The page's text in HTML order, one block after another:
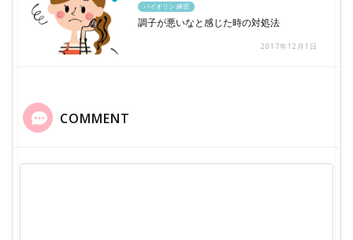
バイオリン 練習
調子が悪いなと感じた時の対処法
2017年12月1日
COMMENT